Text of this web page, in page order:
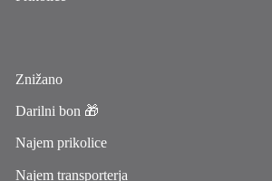
Znižano
Darilni bon 🎁
Najem prikolice
Najem transporterja